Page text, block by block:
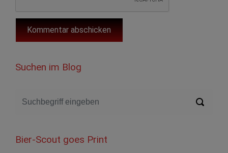
Suchen im Blog
Bier-Scout goes Print